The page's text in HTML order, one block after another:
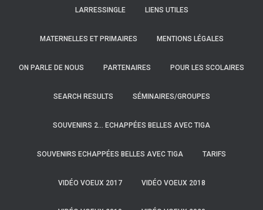
LARRESSINGLE LIENS UTILES
MATERNELLES ET PRIMAIRES MENTIONS LÉGALES
ON PARLE DE NOUS PARTENAIRES POUR LES SCOLAIRES
SEARCH RESULTS SÉMINAIRES/GROUPES
SOUVENIRS 2… ECHAPPÉES BELLES AVEC TIGA
SOUVENIRS ECHAPPÉES BELLES AVEC TIGA TARIFS
VIDÉO VOEUX 2017 VIDÉO VOEUX 2018